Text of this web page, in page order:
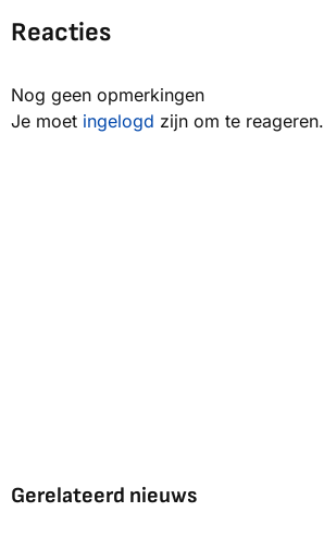
Reacties
Nog geen opmerkingen
Je moet ingelogd zijn om te reageren.
Gerelateerd nieuws